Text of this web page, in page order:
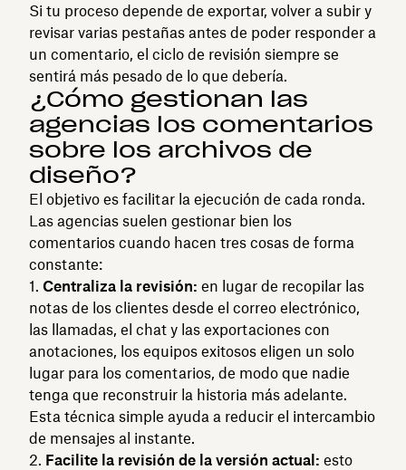
Si tu proceso depende de exportar, volver a subir y
revisar varias pestañas antes de poder responder a
un comentario, el ciclo de revisión siempre se
sentirá más pesado de lo que debería.
¿Cómo gestionan las
agencias los comentarios
sobre los archivos de
diseño?
El objetivo es facilitar la ejecución de cada ronda.
Las agencias suelen gestionar bien los
comentarios cuando hacen tres cosas de forma
constante:
Centraliza la revisión: en lugar de recopilar las
notas de los clientes desde el correo electrónico,
las llamadas, el chat y las exportaciones con
anotaciones, los equipos exitosos eligen un solo
lugar para los comentarios, de modo que nadie
tenga que reconstruir la historia más adelante.
Esta técnica simple ayuda a reducir el intercambio
de mensajes al instante.
Facilite la revisión de la versión actual: esto